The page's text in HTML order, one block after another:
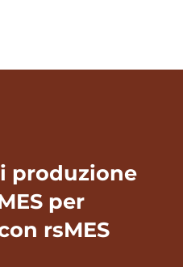
produzione
per
rsMES